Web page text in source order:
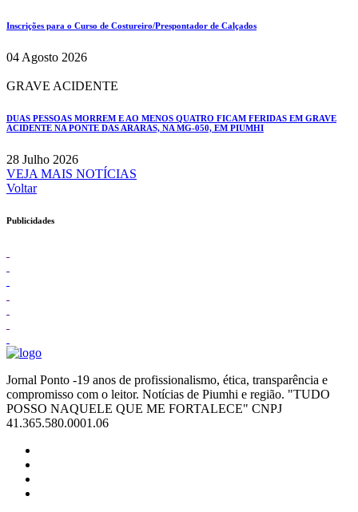
Inscrições para o Curso de Costureiro/Prespontador de Calçados
04 Agosto 2026
GRAVE ACIDENTE
DUAS PESSOAS MORREM E AO MENOS QUATRO FICAM FERIDAS EM GRAVE
ACIDENTE NA PONTE DAS ARARAS, NA MG-050, EM PIUMHI
28 Julho 2026
VEJA MAIS NOTÍCIAS
Voltar
Publicidades
Jornal Ponto -19 anos de profissionalismo, ética, transparência e
compromisso com o leitor. Notícias de Piumhi e região. "TUDO
POSSO NAQUELE QUE ME FORTALECE" CNPJ
41.365.580.0001.06